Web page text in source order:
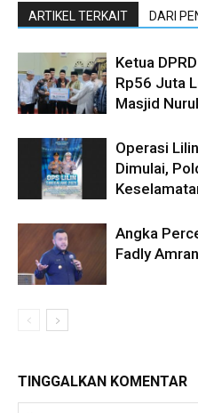
ARTIKEL TERKAIT DARI
Ketua
Rp56 Juta
Masjid
Operasi
Dimulai,
Angka
Fadly
TINGGALKAN KOMENTAR